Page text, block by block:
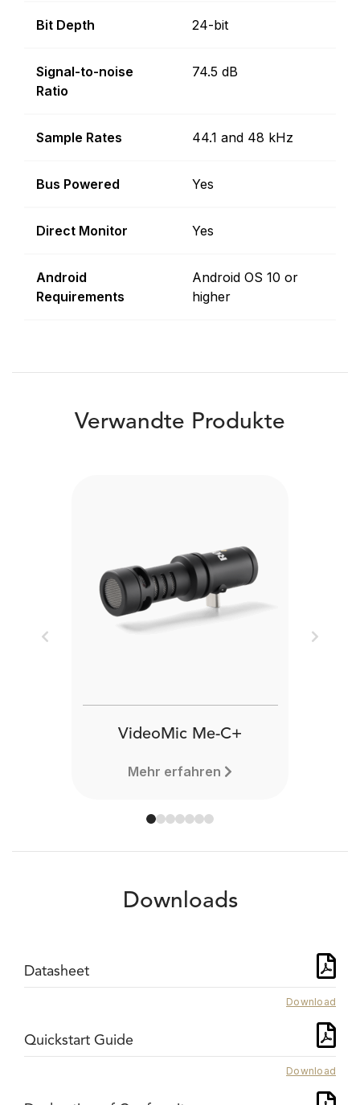
Bit Depth 24-bit
Signal-to-noise
Ratio
74.5 dB
Sample Rates 44.1 and 48 kHz
Bus Powered Yes
Direct Monitor Yes
Android
Requirements
Android OS 10 or
higher
Verwandte Produkte
VideoMic Me-C+
Mehr erfahren
Previous Next
Downloads
Datasheet
Download
Quickstart Guide
Download